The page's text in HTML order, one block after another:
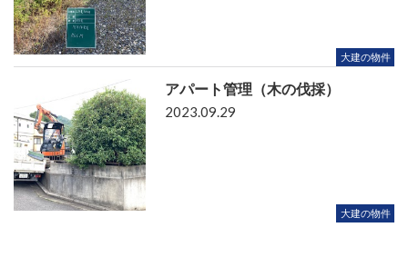
大建の物件
アパート管理（木の伐採）
大建の物件
2023.09.29